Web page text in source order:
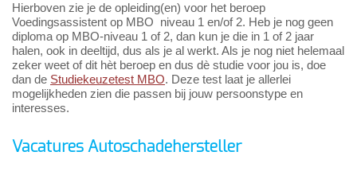
Hierboven zie je de opleiding(en) voor het beroep
Voedingsassistent op MBO niveau 1 en/of 2. Heb je nog geen
diploma op MBO-niveau 1 of 2, dan kun je die in 1 of 2 jaar
halen, ook in deeltijd, dus als je al werkt. Als je nog niet helemaal
zeker weet of dit hèt beroep en dus dè studie voor jou is, doe
dan de Studiekeuzetest MBO. Deze test laat je allerlei
mogelijkheden zien die passen bij jouw persoonstype en
interesses.
Vacatures Autoschadehersteller